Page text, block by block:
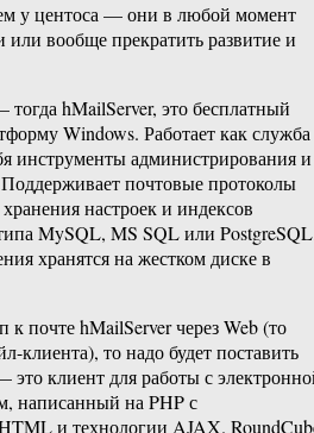
у центоса — они в любой момент
или вообще прекратить развитие и
hMailServer, это бесплатный
Windows. Работает как служба
инструменты администрирования и
почтовые протоколы
настроек и индексов
MySQL, MS SQL или
хранятся на жестком диске в
к почте hMailServer через Web (то
клиента), то надо будет поставить
клиент для работы с
написанный на PHP с
и технологии AJAX.